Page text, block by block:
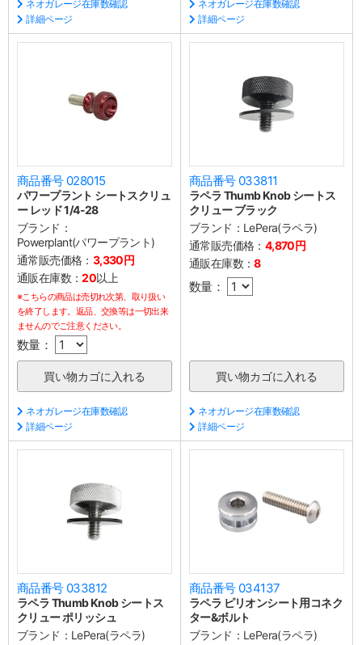
ネオガレージ在庫数確認
詳細ページ
ネオガレージ在庫数確認
詳細ページ
商品番号 028015
パワープラント シートスクリュ
ー レッド 1/4-28
ブランド：
Powerplant(パワープラント)
通常販売価格： 3,330円
通販在庫数：20以上
※こちらの商品は売切れ次第、取り扱い
を終了します。返品、交換等は一切出来
ませんのでご注意ください。
数量：
ネオガレージ在庫数確認
詳細ページ
商品番号 033811
ラペラ Thumb Knob シートス
クリュー ブラック
ブランド： LePera(ラペラ)
通常販売価格： 4,870円
通販在庫数：8
数量：
ネオガレージ在庫数確認
詳細ページ
商品番号 033812
ラペラ Thumb Knob シートス
クリュー ポリッシュ
ブランド： LePera(ラペラ)
商品番号 034137
ラペラ ピリオンシート用コネク
ター&ボルト
ブランド： LePera(ラペラ)